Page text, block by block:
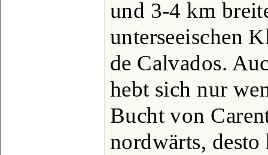
und 3-4 km
unterseeischen
de Calvados.
hebt sich nur
Bucht von
nordwärts,